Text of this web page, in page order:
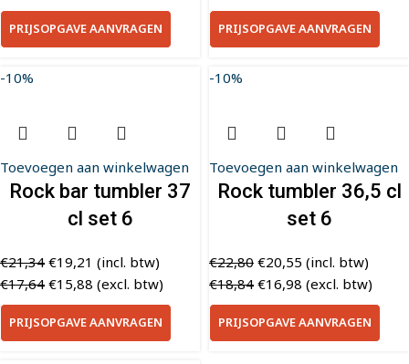
PRIJSOPGAVE AANVRAGEN PRIJSOPGAVE AANVRAGEN
-10%
Toevoegen aan winkelwagen
Rock bar tumbler 37
cl set 6
€21,34 €19,21 (incl. btw)
€17,64 €15,88 (excl. btw)
PRIJSOPGAVE AANVRAGEN
-10%
Toevoegen aan winkelwagen
Rock tumbler 36,5 cl
set 6
€22,80 €20,55 (incl. btw)
€18,84 €16,98 (excl. btw)
PRIJSOPGAVE AANVRAGEN